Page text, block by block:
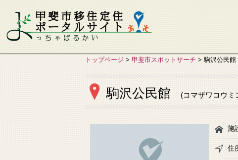
トップページ > 甲斐市スポットサーチ >駒沢公民館
駒沢公民館 (コマザワコウミ
施
住